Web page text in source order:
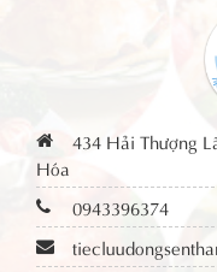
434 Hải Thượng
Hóa
0943396374